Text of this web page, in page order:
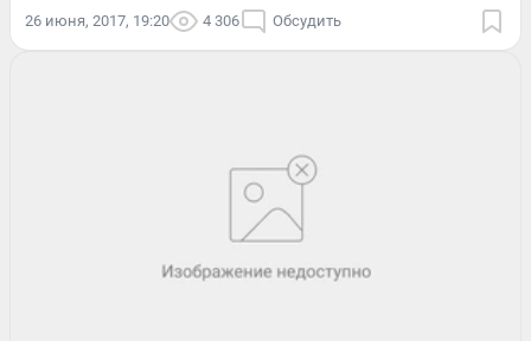
26 июня, 2017, 19:20 4 306 Обсудить